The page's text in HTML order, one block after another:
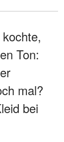
Ton:
mal?
bei